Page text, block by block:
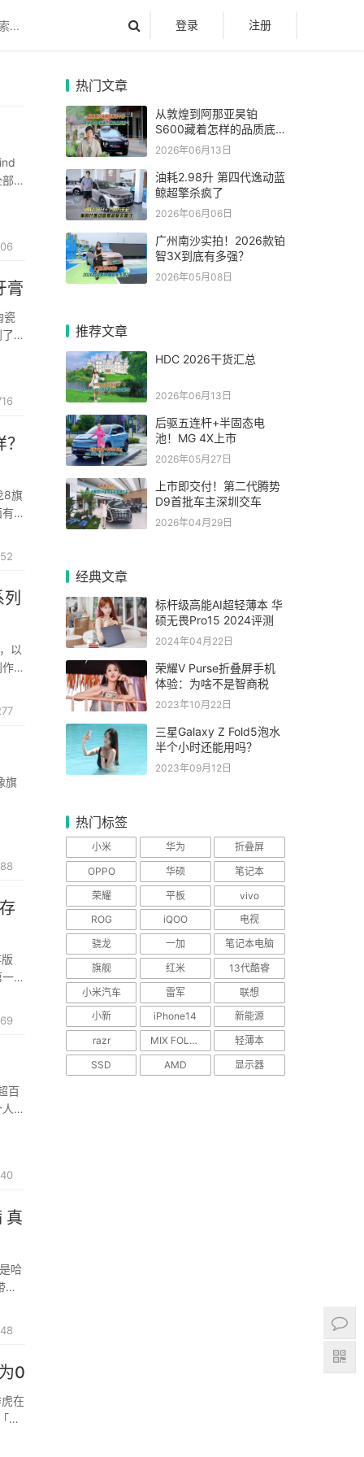
登录 注册
安
膏
瓷
我
8旗
着
以
出
旗
款
百
觉
真
哈
来
0
在
护
热门文章
从敦煌到阿那亚昊铂
S600藏着怎样的品质底
气
2026年06月13日
油耗2.98升 第四代逸动蓝
鲸超擎杀疯了
2026年06月06日
广州南沙实拍！2026款铂
智3X到底有多强？
2026年05月08日
推荐文章
HDC 2026干货汇总
2026年06月13日
后驱五连杆+半固态电
池！MG 4X上市
2026年05月27日
上市即交付！第二代腾势
D9首批车主深圳交车
2026年04月29日
经典文章
标杆级高能AI超轻薄本 华
硕无畏Pro15 2024评测
2024年04月22日
荣耀V Purse折叠屏手机
体验：为啥不是智商税
2023年10月22日
三星Galaxy Z Fold5泡水
半个小时还能用吗？
2023年09月12日
热门标签
小米 华为
折叠屏
OPPO
华硕
笔记本
荣耀
平板
vivo
ROG
iQOO
电视
骁龙
一加
笔记本电脑
旗舰
红米
13代酷睿
小米汽车
雷军
联想
小新
iPhone14
新能源
razr
MIX FOLD 2
轻薄本
SSD
AMD 显示器